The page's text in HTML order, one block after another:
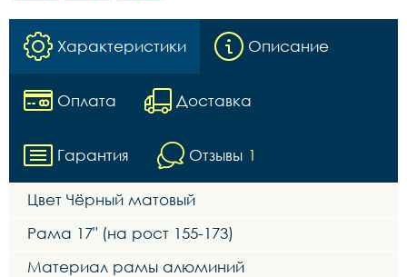
Характеристики Описание
Оплата Доставка
Гарантия Отзывы 1
Цвет Чёрный матовый
Рама 17" (на рост 155-173)
Материал рамы алюминий